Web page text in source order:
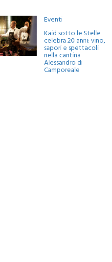
Eventi
Kaid sotto le Stelle
celebra 20 anni: vino,
sapori e spettacoli
nella cantina
Alessandro di
Camporeale